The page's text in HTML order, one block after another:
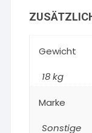
Gewicht
18 kg
Marke
Sonstige